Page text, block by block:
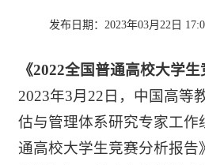
发布日期：2023年03月22日
《2022全国普通高校大学
2023年3月22日，中国高等
估与管理体系研究专家工作
通高校大学生竞赛分析报告